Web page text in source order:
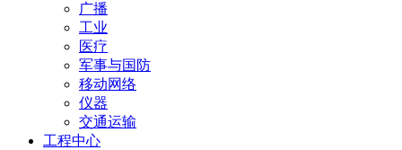
广播
工业
医疗
军事与国防
移动网络
仪器
交通运输
工程中心